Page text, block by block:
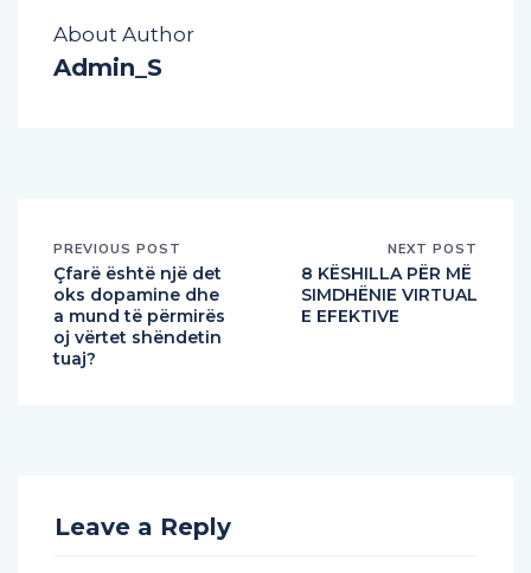
Admin_S
Çfarë është një det
oks dopamine dhe
a mund të përmirës
oj vërtet shëndetin
tuaj?
8 KËSHILLA PËR MË
SIMDHËNIE VIRTUAL
E EFEKTIVE